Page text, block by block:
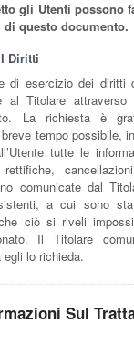
gli Utenti possono
questo documento.
Diritti
di esercizio dei diritti
al Titolare
La richiesta è
tempo possibile,
tutte le
rettifiche,
comunicate dal
a cui sono
ciò si riveli
Il Titolare
lo richieda.
Sul